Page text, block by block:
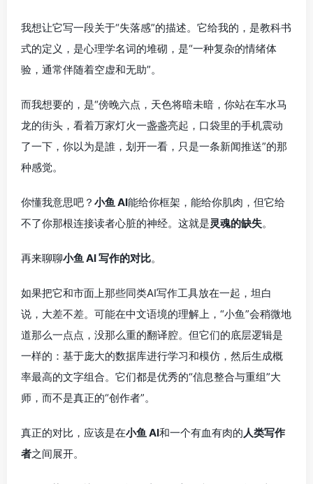
我想让它写一段关于“失落感”的描述。它给我的，是教科书
式的定义，是心理学名词的堆砌，是“一种复杂的情绪体
验，通常伴随着空虚和无助”。
而我想要的，是“傍晚六点，天色将暗未暗，你站在车水马
龙的街头，看着万家灯火一盏盏亮起，口袋里的手机震动
了一下，你以为是誰，划开一看，只是一条新闻推送”的那
种感觉。
你懂我意思吧？ 小鱼 AI能给你框架，能给你肌肉，但它给
不了你那根连接读者心脏的神经。这就是灵魂的缺失。
再来聊聊小鱼 AI 写作的对比。
如果把它和市面上那些同类AI写作工具放在一起，坦白
说，大差不差。可能在中文语境的理解上，“小鱼”会稍微地
道那么一点点，没那么重的翻译腔。但它们的底层逻辑是
一样的：基于庞大的数据库进行学习和模仿，然后生成概
率最高的文字组合。它们都是优秀的“信息整合与重组”大
师，而不是真正的“创作者”。
真正的对比，应该是在小鱼 AI和一个有血有肉的 人类写作
者之间展开。